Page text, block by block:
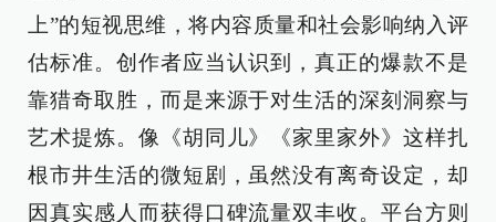
上”的短视思维，将内容质量和社会影响纳入评
估标准。创作者应当认识到，真正的爆款不是
靠猎奇取胜，而是来源于对生活的深刻洞察与
艺术提炼。像《胡同儿》《家里家外》这样扎
根市井生活的微短剧，虽然没有离奇设定，却
因真实感人而获得口碑流量双丰收。平台方则